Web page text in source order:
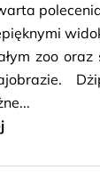
zoo oraz